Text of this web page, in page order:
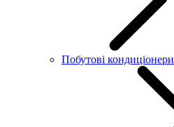
Побутові кондиціонери